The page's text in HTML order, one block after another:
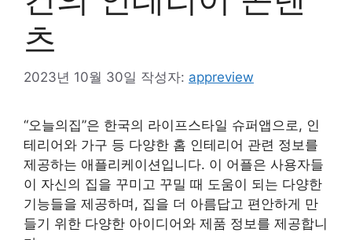
츠
2023년 10월 30일 작성자: appreview
“오늘의집”은 한국의 라이프스타일 슈퍼앱으로, 인
테리어와 가구 등 다양한 홈 인테리어 관련 정보를
제공하는 애플리케이션입니다. 이 어플은 사용자들
이 자신의 집을 꾸미고 꾸밀 때 도움이 되는 다양한
기능들을 제공하며, 집을 더 아름답고 편안하게 만
들기 위한 다양한 아이디어와 제품 정보를 제공합니